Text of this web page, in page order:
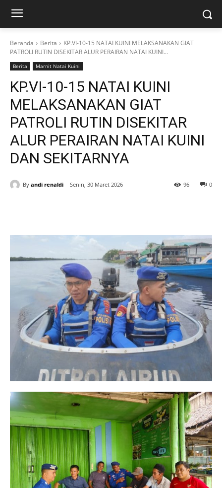
Beranda Berita
KP.VI-10-15 NATAI KUINI MELAKSANAKAN GIAT
PATROLI RUTIN DISEKITAR ALUR PERAIRAN NATAI KUINI...
Berita Marnit Natai Kuini
KP.VI-10-15 NATAI KUINI
MELAKSANAKAN GIAT
PATROLI RUTIN DISEKITAR
ALUR PERAIRAN NATAI KUINI
DAN SEKITARNYA
By andi renaldi Senin, 30 Maret 2026 0
96